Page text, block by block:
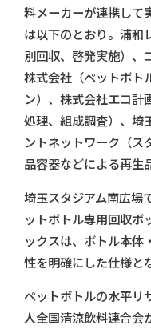
料メーカーが連携して
は以下のとおり。浦和
別回収、啓発実施）、
株式会社（ペットボト
ン）、株式会社エコ計
処理、組成調査）、埼
ントネットワーク（ス
品容器などによる再生
埼玉スタジアム南広場
ットボトル専用回収ボ
ックスは、ボトル本体
性を明確にした仕様と
ペットボトルの水平リ
人全国清涼飲料連合会